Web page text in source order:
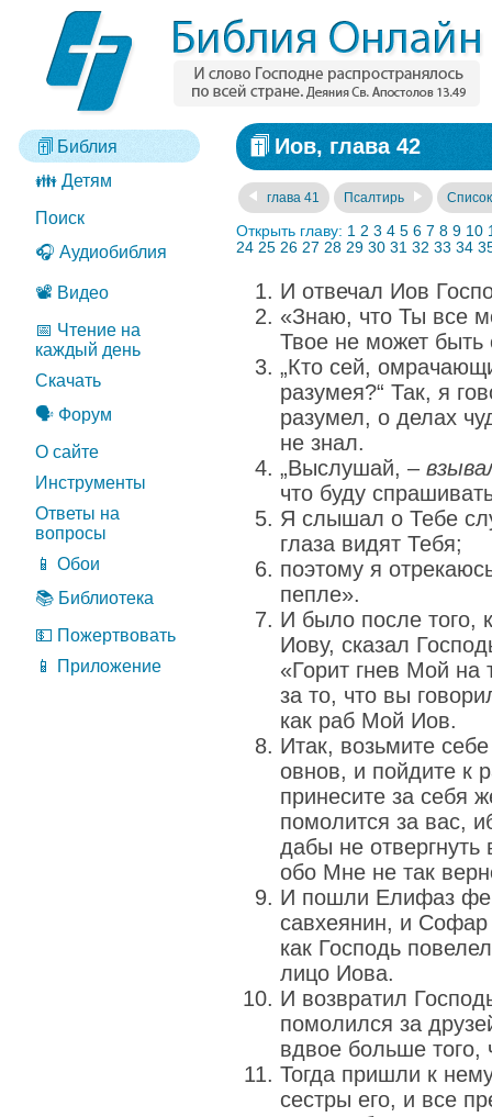
Библия
👪 Детям
Поиск
🎧 Аудиобиблия
📽️ Видео
📅 Чтение на
каждый день
Скачать
🗣️ Форум
О сайте
Инструменты
Ответы на
вопросы
📱 Обои
📚 Библиотека
💵 Пожертвовать
📱 Приложение
Иов, глава 42
глава 41 Псалтирь Список
Открыть главу: 1 2 3 4 5 6 7 8 9 10
24 25 26 27 28 29 30 31 32 33 34
И отвечал Иов
«Знаю, что Ты все
Твое не может быть
„Кто сей,
разумея?“ Так, я
разумел, о делах
не знал.
„Выслушай, –
что буду
Я слышал о Тебе
глаза видят Тебя;
поэтому я
пепле».
И было после того,
Иову, сказал
«Горит гнев Мой на
за то, что вы
как раб Мой Иов.
Итак, возьмите
овнов, и пойдите к
принесите за себя
помолится за вас,
дабы не отвергнуть
обо Мне не так
И пошли Елифаз
савхеянин, и Софар
как Господь
лицо Иова.
И возвратил
помолился за
вдвое больше
Тогда пришли к
сестры его, и все